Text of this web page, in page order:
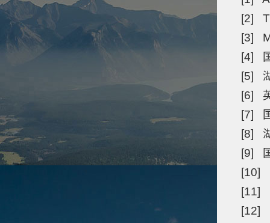
[2]
[3]
[4]
[5]
[6]
[7]
[8]
[9]
[10]
[11]
[12]